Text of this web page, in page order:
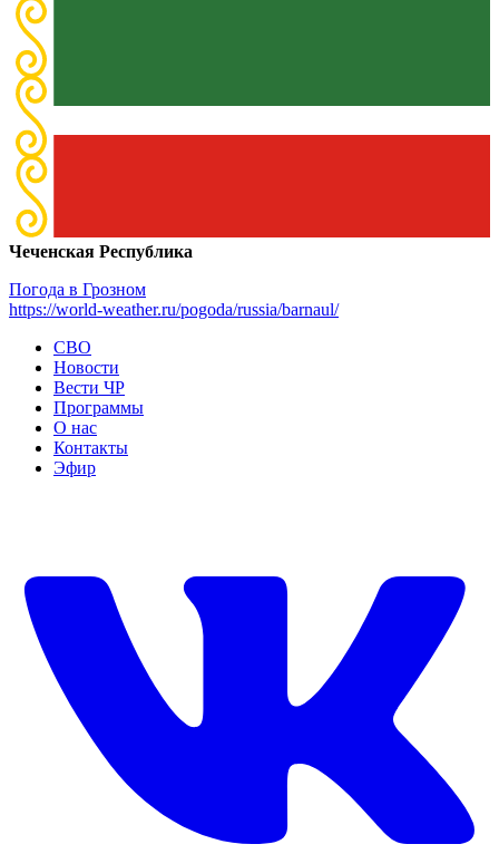
Чеченская Республика
Погода в Грозном
https://world-weather.ru/pogoda/russia/barnaul/
СВО
Новости
Вести ЧР
Программы
О нас
Контакты
Эфир